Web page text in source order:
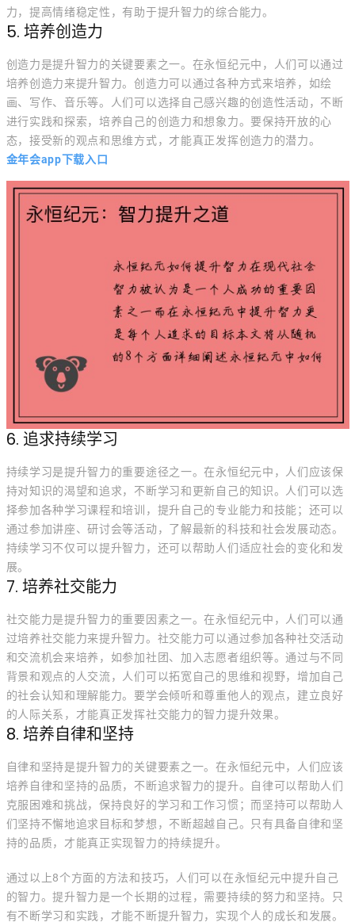
力，提高情绪稳定性，有助于提升智力的综合能力。
5. 培养创造力
创造力是提升智力的关键要素之一。在永恒纪元中，人们可以通过
培养创造力来提升智力。创造力可以通过各种方式来培养，如绘
画、写作、音乐等。人们可以选择自己感兴趣的创造性活动，不断
进行实践和探索，培养自己的创造力和想象力。要保持开放的心
态，接受新的观点和思维方式，才能真正发挥创造力的潜力。
金年会app下载入口
6. 追求持续学习
持续学习是提升智力的重要途径之一。在永恒纪元中，人们应该保
持对知识的渴望和追求，不断学习和更新自己的知识。人们可以选
择参加各种学习课程和培训，提升自己的专业能力和技能；还可以
通过参加讲座、研讨会等活动，了解最新的科技和社会发展动态。
持续学习不仅可以提升智力，还可以帮助人们适应社会的变化和发
展。
7. 培养社交能力
社交能力是提升智力的重要因素之一。在永恒纪元中，人们可以通
过培养社交能力来提升智力。社交能力可以通过参加各种社交活动
和交流机会来培养，如参加社团、加入志愿者组织等。通过与不同
背景和观点的人交流，人们可以拓宽自己的思维和视野，增加自己
的社会认知和理解能力。要学会倾听和尊重他人的观点，建立良好
的人际关系，才能真正发挥社交能力的智力提升效果。
8. 培养自律和坚持
自律和坚持是提升智力的关键要素之一。在永恒纪元中，人们应该
培养自律和坚持的品质，不断追求智力的提升。自律可以帮助人们
克服困难和挑战，保持良好的学习和工作习惯；而坚持可以帮助人
们坚持不懈地追求目标和梦想，不断超越自己。只有具备自律和坚
持的品质，才能真正实现智力的持续提升。
通过以上8个方面的方法和技巧，人们可以在永恒纪元中提升自己
的智力。提升智力是一个长期的过程，需要持续的努力和坚持。只
有不断学习和实践，才能不断提升智力，实现个人的成长和发展。